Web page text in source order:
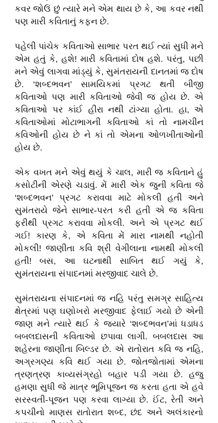
કવર જોઉં છું ત્યારે મને એમ થાય છે કે, આ કવર નથી
પણ મારી કવિતાનું કફન છે.
પહેલી પાંચેક કવિતાઓ સાભાર પરત થઈ ત્યાં સુધી મને
એમ હતું કે, હશે! મારી કવિતામાં દોષ હશે. પરંતુ, પછી
મને એવું લાગવા માંડ્યું કે, સુમંતરાયની દાનતમાં જ દોષ
છે. ‘શબ્દભવન’ સામયિકમાં પ્રગટ થતી બીજી
કવિતાઓ પણ મારી કવિતાઓ જેવી જ હોય છે. એ
કવિતાઓ પર કાંઈ હીરા નથી ટાંગ્યા હોતા. હા, એ
કવિતાઓમાં મોટાભાગની કવિતાઓ કાં તો નામચીન
કવિઓની હોય છે ને કાં તો એમના ઓળખીતાઓની
હોય છે.
એક વખત મને એવું થયું કે ચાલ, મારી જ કવિતાને હું
કસોટીની એરણે ચડાવું. મેં મારી એક જુની કવિતા જે
‘શબ્દભવન’ પ્રગટ કરાવવા માટે મોકલી હતી અને
સુમંતરાયે જેને સાભાર-પરત કરી હતી એ જ કવિતા
ફરીથી પ્રગટ કરાવવા મોકલી. અને એ પ્રગટ થઈ
ગઈ! કારણ કે, એ કવિતા મેં મારા નામથી નહોતી
મોકલી! જાણીતા કવિ શ્રી વેગીલાના નામથી મોકલી
હતી! બસ, આ ઘટનાથી સાબિત થઈ ગયું કે,
સુમંતરાયના સંપાદનમાં મરજીવાદ ચાલે છે.
સુમંતરાયના સંપાદનમાં જ નહિ પરંતુ સમગ્ર સાહિત્ય
ક્ષેત્રમાં પણ ઘણોખરો મરજીવાદ ફેલાઈ ગયો છે એની
જાણ મને ત્યારે થઈ કે જ્યારે ‘શબ્દભવન’માં ધડાધડ
બબલદાસની કવિતાઓ છપાવા લાગી. બબલદાસ આ
શહેરના જાણીતા બિલ્ડર છે. એ રાતોરાત કવિ જ નહિ,
અગ્રગણ્ય કવિ થઈ ગયા છે. જોતજોતામાં એમના
ત્રણત્રણ કાવ્યસંગ્રહો બહાર પડી ગયા છે. હજુ
હમણા સુધી જે માત્ર ભૂમિપૂજન જ કરતા હતા એ હવે
સરસ્વતી-પૂજન પણ કરવા લાગ્યા છે. ઈંટ, રેતી અને
કપચીનો માણસ રાતોરાત શબ્દ, છંદ અને અલંકારનો